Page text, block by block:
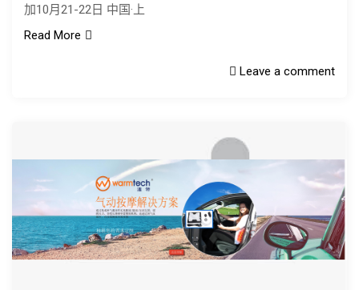
加10月21-22日 中国·上
Read More
Leave a comment